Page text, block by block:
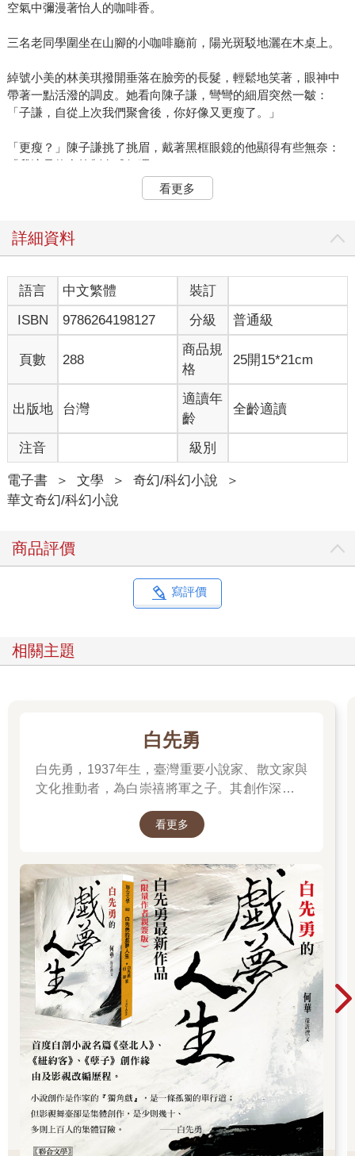
空氣中彌漫著怡人的咖啡香。
三名老同學圍坐在山腳的小咖啡廳前，陽光斑駁地灑在木桌上。
綽號小美的林美琪撥開垂落在臉旁的長髮，輕鬆地笑著，眼神中
帶著一點活潑的調皮。她看向陳子謙，彎彎的細眉突然一皺：
「子謙，自從上次我們聚會後，你好像又更瘦了。」
「更瘦？」陳子謙挑了挑眉，戴著黑框眼鏡的他顯得有些無奈：
「我這是飲食控制有成好嗎。」
林美琪哈哈一笑，隨即轉向阿傑，眼中有著親密的依賴。
「我們這麼久沒一起出來了，這次一定要好好放鬆一下！」小美
阿傑，張志傑。是陳子謙、林美琪的大學死黨，念大學時就是登
山愛好者，畢業後成為了沒日沒夜的工程師，更是一放假就急著
往山裡跑。
「我知道你體力不好，這次走的路線比較輕鬆，應該不會讓你掉
隊。」阿傑笑著舉起手中的拿鐵，意思意思地敬了老朋友一杯。
「洗咧靠喔。」外表斯文的陳子謙端起杯，輕輕笑罵，卻有些勉
強，他心裡的某個角落一直隱隱地有些不安。
這次上山，三個人開了兩輛車，就停在老街咖啡店前的路旁。接
下來的路程他們打算沿著產業道路步行，當作散步，直到位於某
可這一路上山，太安靜了。
明明是新北市的郊區，可好像過了某條線開始，沿路就開始失去
了一樣。
迎他們？
奇怪，自己在胡思亂想什麼？陳子謙笑著搖了搖頭。
早晨的山間，薄霧繚繞，陽光從樹葉間灑下朦朧的光影。
陳子謙背著登山包，跟在兩人的後面。
他的呼吸有些急促，額頭已經滲出細密的汗珠。走在前面的小美
回頭看了他一眼，笑著說：「子謙，你還行嗎？要不要休息一
下？」
陳子謙搖搖頭，擠出一絲笑容：「沒事，就是有點喘。」他抬頭
看了看前方蜿蜒的山路，心裡的不安卻越來越濃。
這座山他以前玩機車改管時來過幾次，當時的年少荒唐早已被如
看更多
詳細資料
語言 中文繁體
裝訂
ISBN
9786264198127 分級 普通級
頁數 288
商品規
格
25開15*21cm
出版地 台灣
適讀年
齡
全齡適讀
注音 級別
電子書 ＞ 文學 ＞ 奇幻/科幻小說
＞
華文奇幻/科幻小說
商品評價
寫評價
相關主題
白先勇
白先勇，1937年生，臺灣重要小說家、散文家與
文化推動者，為白崇禧將軍之子。其創作深受中
國記憶與人性孤獨。代表作包括小說集《臺北
以及散文《樹猶如此》。除文學創作外，他亦長
年致力於崑曲、紅樓夢等傳統文化的保存與推
廣，對華文文學與文化影響深遠。
看更多